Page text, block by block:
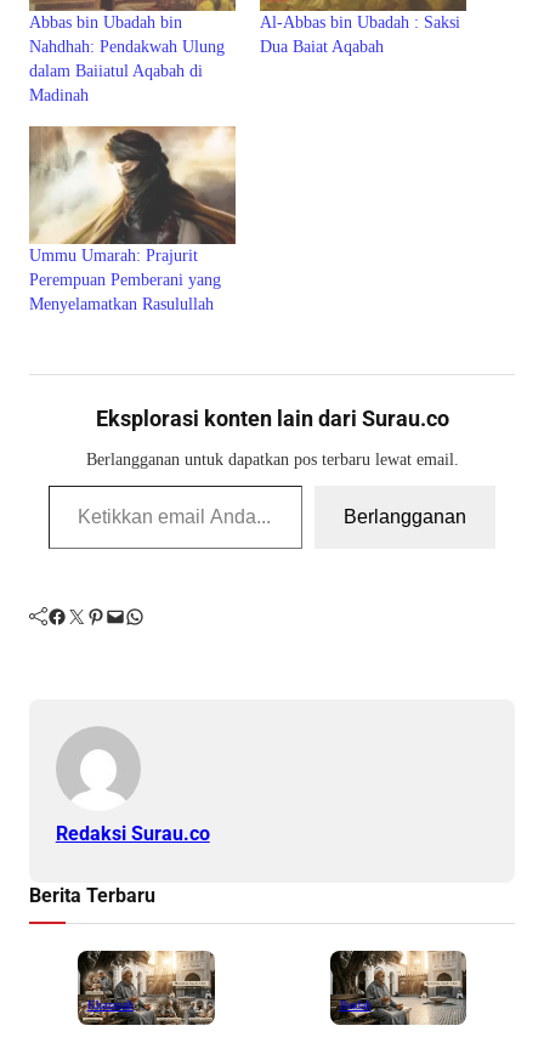
Abbas bin Ubadah bin
Nahdhah: Pendakwah Ulung
dalam Baiiatul Aqabah di
Madinah
Al-Abbas bin Ubadah : Saksi
Dua Baiat Aqabah
Ummu Umarah: Prajurit
Perempuan Pemberani yang
Menyelamatkan Rasulullah
Eksplorasi konten lain dari Surau.co
Berlangganan untuk dapatkan pos terbaru lewat email.
Ketikkan email Anda...
Berlangganan
Facebook Twitter Pinterest Mail WhatsApp
Redaksi Surau.co
Berita Terbaru
Khazanah Ibadah